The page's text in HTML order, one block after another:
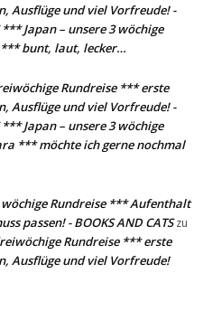
Ausflüge und viel Vorfreude! -
*** Japan – unsere 3 wöchige
*** bunt, laut, lecker…
Rundreise *** erste
Ausflüge und viel Vorfreude! -
*** Japan – unsere 3 wöchige
*** möchte ich gerne nochmal
wöchige Rundreise *** Aufenthalt
passen! - BOOKS AND CATSzu
Rundreise *** erste
Ausflüge und viel Vorfreude!